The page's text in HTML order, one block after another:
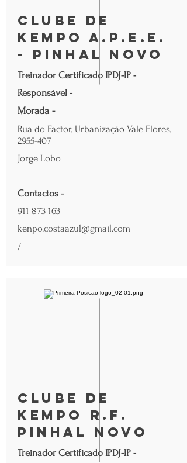
Clube de
Kempo A.P.E.E.
- Pinhal Novo
Treinador Certificado IPDJ-IP -
Responsável -
Morada -
Rua do Factor, Urbanização Vale Flores,
2955-407
Jorge Lobo
Contactos -
911 873 163
kenpo.costaazul@gmail.com
/
Clube de
Kempo R.F.
Pinhal Novo
Treinador Certificado IPDJ-IP -